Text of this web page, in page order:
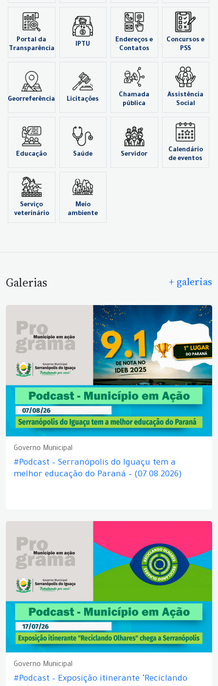
Portal da
Transparência
IPTU
Endereços e
Contatos
Concursos e
PSS
Georreferência Licitações
Chamada
pública
Assistência
Social
Educação Saúde Servidor
Calendário
de eventos
Serviço
veterinário
Meio
ambiente
Galerias + galerias
Governo Municipal
#Podcast – Serranópolis do Iguaçu tem a
melhor educação do Paraná – (07.08.2026)
Governo Municipal
#Podcast – Exposição itinerante "Reciclando